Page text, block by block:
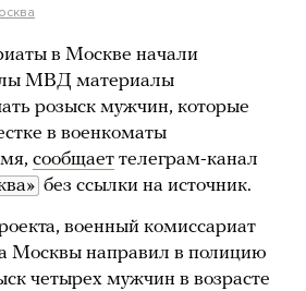
в Москве начали
МВД материалы
розыск мужчин, которые
в военкоматы
сообщает телеграм-канал
без ссылки на источник.
военный комиссариат
Москвы направил в полицию
четырех мужчин в возрасте